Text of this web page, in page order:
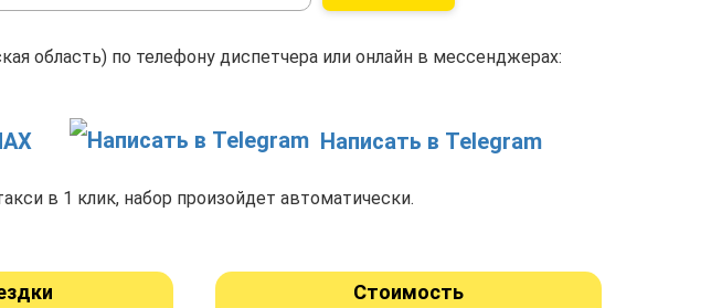
область) по телефону диспетчера или онлайн в мессенджерах:
Написать в Telegram
в 1 клик, набор произойдет автоматически.
Стоимость